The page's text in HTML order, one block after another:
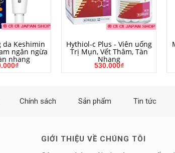
HÀNG
da Keshimin
ngăn ngừa
nhang
MUA HÀNG
Hythiol-c Plus - Viên uống
Trị Mụn, Vết Thâm, Tàn
Nhang
530.000₫
Chính sách Sản phẩm Tin tức
GIỚI THIỆU VỀ CHÚNG TÔI